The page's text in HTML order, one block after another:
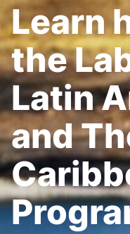
Learn
the
Latin
and